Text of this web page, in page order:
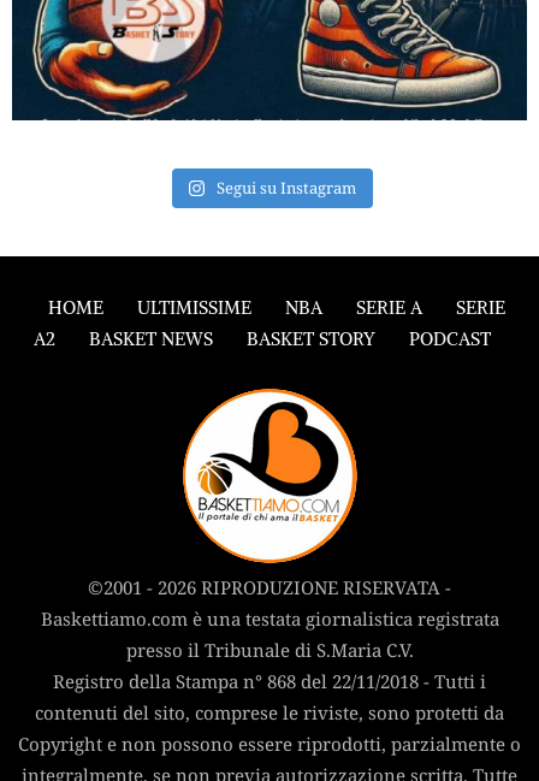
Segui su Instagram
HOME ULTIMISSIME NBA SERIE A
SERIE
A2
BASKET NEWS BASKET STORY PODCAST
©2001 - 2026 RIPRODUZIONE RISERVATA -
Baskettiamo.com è una testata giornalistica registrata
presso il Tribunale di S.Maria C.V.
Registro della Stampa n° 868 del 22/11/2018 - Tutti i
contenuti del sito, comprese le riviste, sono protetti da
Copyright e non possono essere riprodotti, parzialmente o
integralmente, se non previa autorizzazione scritta. Tutte